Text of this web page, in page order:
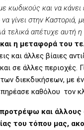
κωδικούς και να
στην Καστοριά,
τελικά απέτυχε αυτή η
η μεταφορά του
και άλλες βίαιες
σε άλλες
διεκδικήσεων, με
καθόλου τον
και
του τόπου μας,